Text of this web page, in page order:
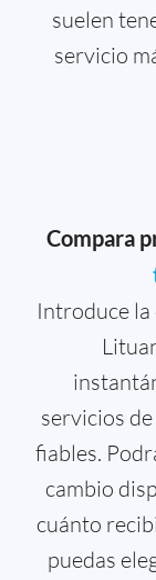
suelen
servicio
Compara
Introduce
servicios
fiables.
cambio
cuánto
puedas